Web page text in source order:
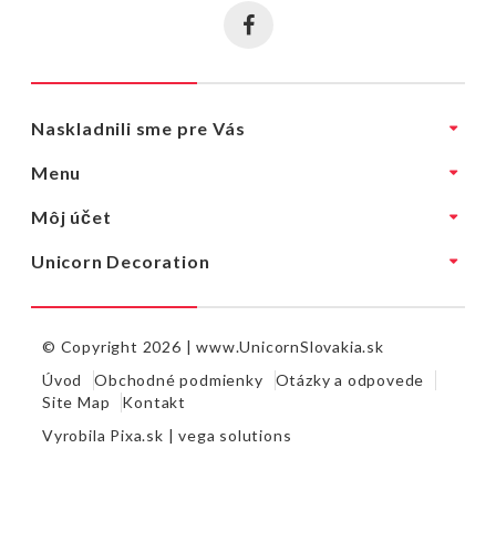
Naskladnili sme pre Vás
Menu
Môj účet
Unicorn Decoration
© Copyright 2026 |www.UnicornSlovakia.sk
Úvod
Obchodné podmienky
Otázky a odpovede
Site Map
Kontakt
Vyrobila Pixa.sk |vega solutions